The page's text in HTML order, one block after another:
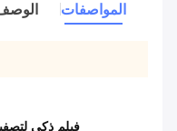
المواصفات
فيلم ذكي